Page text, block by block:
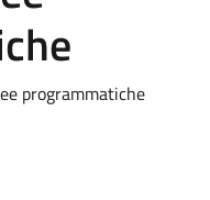
programmatiche